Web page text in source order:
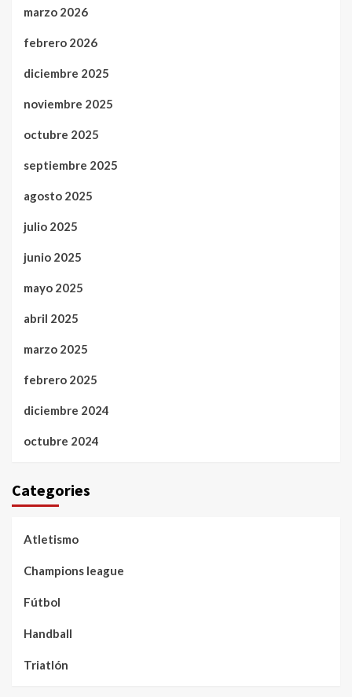
marzo 2026
febrero 2026
diciembre 2025
noviembre 2025
octubre 2025
septiembre 2025
agosto 2025
julio 2025
junio 2025
mayo 2025
abril 2025
marzo 2025
febrero 2025
diciembre 2024
octubre 2024
Categories
Atletismo
Champions league
Fútbol
Handball
Triatlón